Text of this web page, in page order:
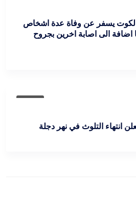
الكوت يسفر عن وفاة عدة اشخاص
اضافة الى اصابة اخرين بجروح
انتهاء التلوث في نهر دجلة